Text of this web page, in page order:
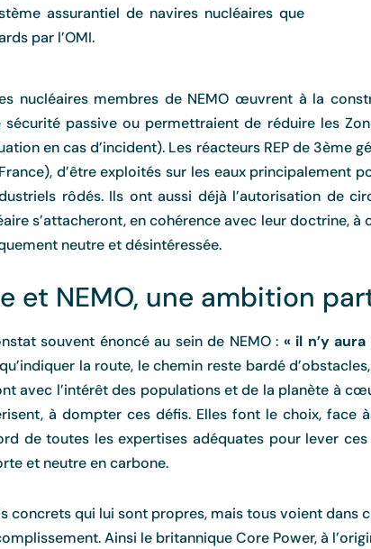
assurantiel de navires nucléaires que
par l’OMI.
nucléaires membres de NEMO œuvrent à la
passive ou permettraient de réduire les
en cas d’incident). Les réacteurs REP de 3ème
d’être exploités sur les eaux principalement
rôdés. Ils ont aussi déjà l’autorisation de
s’attacheront, en cohérence avec leur doctrine,
neutre et désintéressée.
et NEMO, une ambition
souvent énoncé au sein de NEMO : « il n’y
la route, le chemin reste bardé
avec l’intérêt des populations et de la planète à
à dompter ces défis. Elles font le choix, face
de toutes les expertises adéquates pour lever
et neutre en carbone.
concrets qui lui sont propres, mais tous voient
Ainsi le britannique Core Power, à